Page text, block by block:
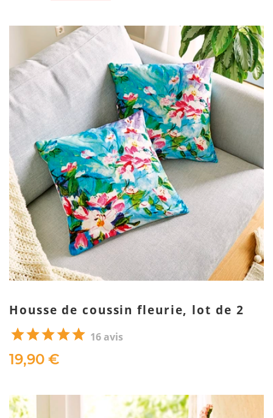
Housse de coussin fleurie, lot de 2
16 avis
19,90 €